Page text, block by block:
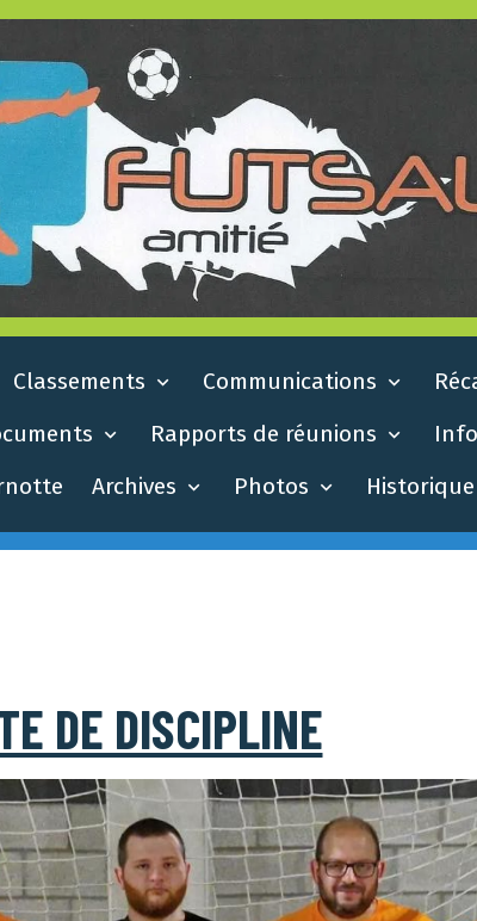
Classements Communications
Rapports de réunions
Archives Photos Historique
DE DISCIPLINE